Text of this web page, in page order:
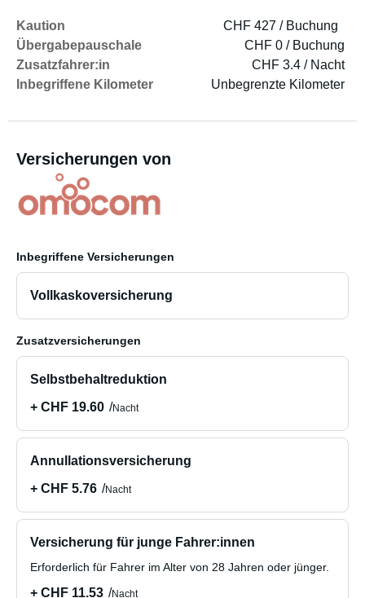
Kaution
CHF 427 / Buchung
Übergabepauschale
CHF 0 / Buchung
Zusatzfahrer:in
CHF 3.4 / Nacht
Inbegriffene Kilometer
Unbegrenzte Kilometer
Versicherungen von
Inbegriffene Versicherungen
Vollkaskoversicherung
Zusatzversicherungen
Selbstbehaltreduktion
+ CHF 19.60
Nacht
Annullationsversicherung
+ CHF 5.76
Nacht
Versicherung für junge Fahrer:innen
Erforderlich für Fahrer im Alter von 28 Jahren oder jünger.
+ CHF 11.53 Nacht